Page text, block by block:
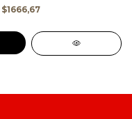
$1666,67